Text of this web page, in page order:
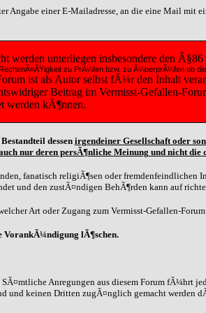
Angabe einer E-Mailadresse, an die eine Mail
unterliegen insbesondere den
zu PrÃ¼fen bzw. zu Ã¼berprÃ¼fen ob
ist als Autor selbst fÃ¼r den Inhalt
Beitrag im Vermisst-Gefallen-
werden kÃ¶nnen.
dessenirgendeiner Gesellschaft oder
nur deren persÃ¶nliche Meinung und nicht die
fanatisch religiÃ¶sen oder
und den zustÃ¤ndigen BehÃ¶rden kann auf
Art oder Zugang zum Vermisst-Gefallen-
VorankÃ¼ndigung lÃ¶schen.
Anregungen aus diesem Forum fÃ¼hrt
und keinen Dritten zugÃ¤nglich gemacht werden